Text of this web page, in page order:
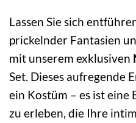
Lassen Sie sich
prickelnder Fantasien
mit unserem exklusiven
Set. Dieses aufregende
ein Kostüm – es ist eine
zu erleben, die Ihre